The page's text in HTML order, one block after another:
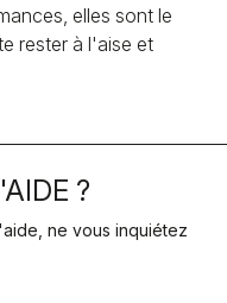
elles sont le
rester à l'aise et
?
ne vous inquiétez